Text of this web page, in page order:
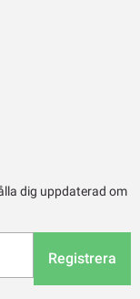
dig uppdaterad om
Registrera